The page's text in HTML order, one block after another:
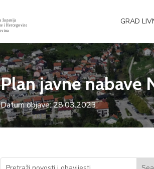
GRAD
Plan javne nabave
Datum objave: 28.03.2023.